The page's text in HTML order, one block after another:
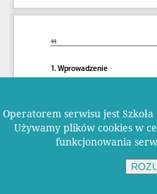
Operatorem serwisu jest
Używamy plików cookies w
funkcjonowania